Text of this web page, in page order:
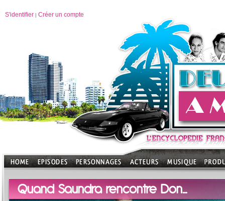
S'identifier | Créer un compte
Quand Saundra rencontre Don...